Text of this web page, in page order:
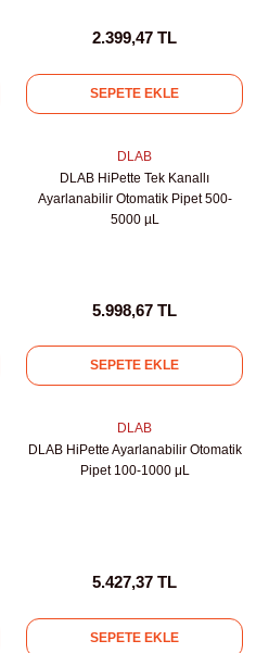
2.399,47 TL
SEPETE EKLE
DLAB
DLAB HiPette Tek Kanallı
Ayarlanabilir Otomatik Pipet 500-
5000 µL
5.998,67 TL
SEPETE EKLE
DLAB
DLAB HiPette Ayarlanabilir Otomatik
Pipet 100-1000 μL
5.427,37 TL
SEPETE EKLE